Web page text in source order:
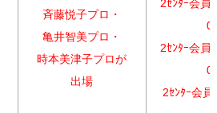
斉藤悦子プロ・
亀井智美プロ・
時本美津子プロが
出場
2ｾﾝﾀｰ会員
0
2ｾﾝﾀｰ会員
0